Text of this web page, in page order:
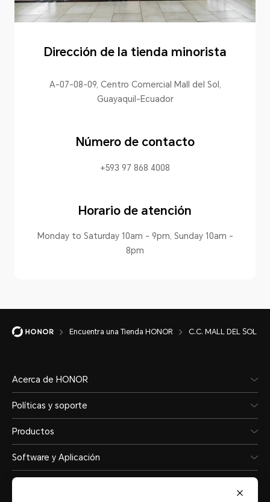
Dirección de la tienda minorista
A-07-08-09, Centro Comercial Mall del Sol,
Guayaquil-Ecuador
Número de contacto
+593 97 868 4008
Horario de atención
Monday to Saturday 10am - 9pm, Sunday 10am -
8pm
Encuentra una Tienda HONOR C.C. MALL DEL SOL
Acerca de HONOR
Políticas y soporte
Productos
Software y Aplicación